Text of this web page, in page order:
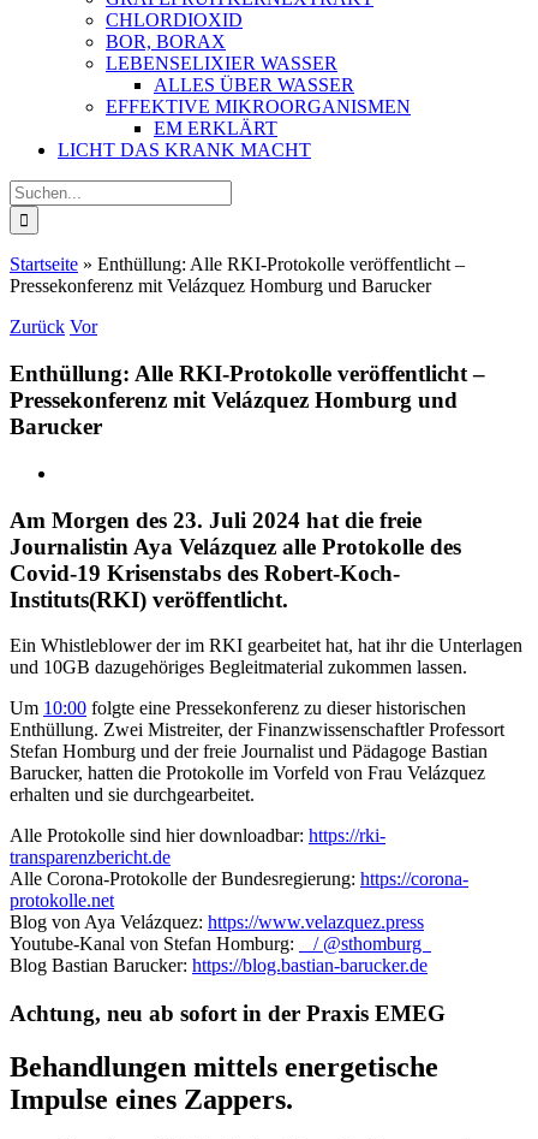
CHLORDIOXID
BOR, BORAX
LEBENSELIXIER WASSER
ALLES ÜBER WASSER
EFFEKTIVE MIKROORGANISMEN
EM ERKLÄRT
LICHT DAS KRANK MACHT
Suche
nach:
Startseite » Enthüllung: Alle RKI-Protokolle veröffentlicht –
Pressekonferenz mit Velázquez Homburg und Barucker
Zurück Vor
Enthüllung: Alle RKI-Protokolle veröffentlicht –
Pressekonferenz mit Velázquez Homburg und
Barucker
Bild
Am Morgen des 23. Juli 2024 hat die freie
Journalistin Aya Velázquez alle Protokolle des
Covid-19 Krisenstabs des Robert-Koch-
Instituts(RKI) veröffentlicht.
Ein Whistleblower der im RKI gearbeitet hat, hat ihr die Unterlagen
und 10GB dazugehöriges Begleitmaterial zukommen lassen.
Um 10:00 folgte eine Pressekonferenz zu dieser historischen
Enthüllung. Zwei Mistreiter, der Finanzwissenschaftler Professort
Stefan Homburg und der freie Journalist und Pädagoge Bastian
Barucker, hatten die Protokolle im Vorfeld von Frau Velázquez
erhalten und sie durchgearbeitet.
Alle Protokolle sind hier downloadbar: https://rki-
transparenzbericht.de
Alle Corona-Protokolle der Bundesregierung: https://corona-
protokolle.net
Blog von Aya Velázquez: https://www.velazquez.press
Youtube-Kanal von Stefan Homburg:
/ @sthomburg
Blog Bastian Barucker: https://blog.bastian-barucker.de
Achtung, neu ab sofort in der Praxis EMEG
Behandlungen mittels energetische
Impulse eines Zappers.